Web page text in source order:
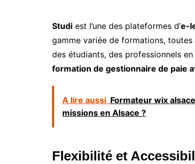
Studi est l’une des plateformes d’e-
gamme variée de formations,
des étudiants, des professionnels
formation de gestionnaire de paie
A lire aussi Formateur wix
missions en Alsace ?
Flexibilité et